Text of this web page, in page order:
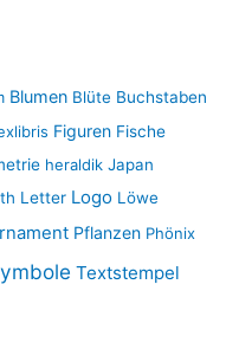
Blumen Blüte Buchstaben
Figuren Fische
heraldik Japan
Letter Logo Löwe
Pflanzen Phönix
Textstempel